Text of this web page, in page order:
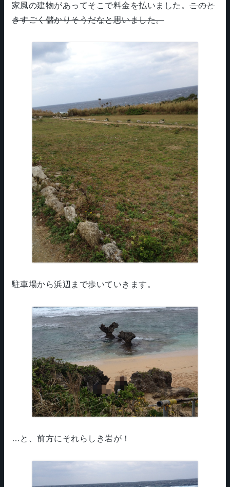
家風の建物があってそこで料金を払いました。このと
きすごく儲かりそうだなと思いました。
駐車場から浜辺まで歩いていきます。
…と、前方にそれらしき岩が！